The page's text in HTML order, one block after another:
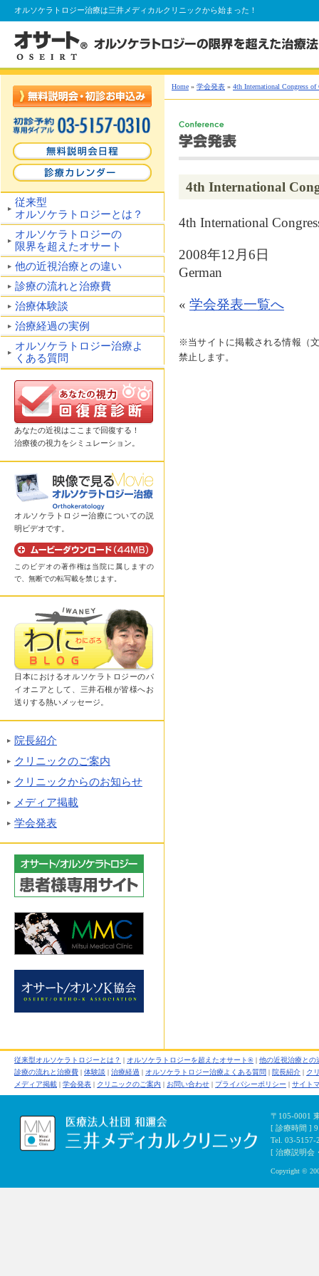
オルソケラトロジー治療は三井メディカルクリニックから始まった！
従来型
オルソケラトロジーとは？
オルソケラトロジーの
限界を超えたオサート
他の近視治療との違い
診療の流れと治療費
治療体験談
治療経過の実例
オルソケラトロジー治療よ
くある質問
あなたの近視はここまで回復する！
治療後の視力をシミュレーション。
オルソケラトロジー治療についての説
明ビデオです。
このビデオの著作権は当院に属しますの
で、無断での転写載を禁じます。
日本におけるオルソケラトロジーのパ
イオニアとして、三井石根が皆様へお
送りする熱いメッセージ。
院長紹介
クリニックのご案内
クリニックからのお知らせ
メディア掲載
学会発表
Home » 学会発表 » 4th International Congress
4th International
4th International
2008年12月6日
German
« 学会発表一覧へ
※当サイトに掲載される情報（
禁止します。
従来型オルソケラトロジーとは？ | オルソケラトロジーを超えたオサート® | 他の近視治療との
診療の流れと治療費 | 体験談 | 治療経過 | オルソケラトロジー治療よくある質問 | 院長紹介 | ク
メディア掲載 | 学会発表 | クリニックのご案内 | お問い合わせ | プライバシーポリシー | サイト
〒105-0001
[ 診療時間 ]
Tel. 03-5157-
[ 治療説明会
Copyright ©